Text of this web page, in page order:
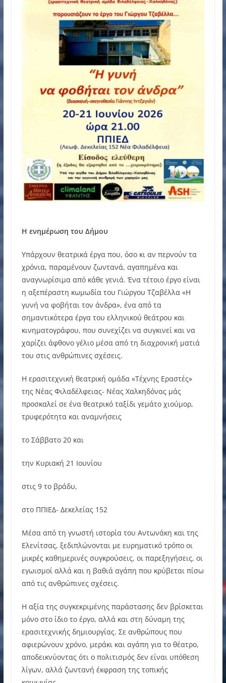
Η ενημέρωση του Δήμου
Υπάρχουν θεατρικά έργα που, όσο κι αν περνούν τα
χρόνια, παραμένουν ζωντανά, αγαπημένα και
αναγνωρίσιμα από κάθε γενιά. Ένα τέτοιο έργο είναι
η αξεπέραστη κωμωδία του Γιώργου Τζαβέλλα «Η
γυνή να φοβήται τον άνδρα», ένα από τα
σημαντικότερα έργα του ελληνικού θεάτρου και
κινηματογράφου, που συνεχίζει να συγκινεί και να
χαρίζει άφθονο γέλιο μέσα από τη διαχρονική ματιά
του στις ανθρώπινες σχέσεις.
Η ερασιτεχνική θεατρική ομάδα «Τέχνης Εραστές»
της Νέας Φιλαδέλφειας- Νέας Χαλκηδόνας μάς
προσκαλεί σε ένα θεατρικό ταξίδι γεμάτο χιούμορ,
τρυφερότητα και αναμνήσεις
το Σάββατο 20 και
την Κυριακή 21 Ιουνίου
στις 9 το βράδυ,
στο ΠΠΙΕΔ- Δεκελείας 152
Μέσα από τη γνωστή ιστορία του Αντωνάκη και της
Ελενίτσας, ξεδιπλώνονται με ευρηματικό τρόπο οι
μικρές καθημερινές συγκρούσεις, οι παρεξηγήσεις, οι
εγωισμοί αλλά και η βαθιά αγάπη που κρύβεται πίσω
από τις ανθρώπινες σχέσεις.
Η αξία της συγκεκριμένης παράστασης δεν βρίσκεται
μόνο στο ίδιο το έργο, αλλά και στη δύναμη της
ερασιτεχνικής δημιουργίας. Σε ανθρώπους που
αφιερώνουν χρόνο, μεράκι και αγάπη για το θέατρο,
αποδεικνύοντας ότι ο πολιτισμός δεν είναι υπόθεση
λίγων, αλλά ζωντανή έκφραση της τοπικής